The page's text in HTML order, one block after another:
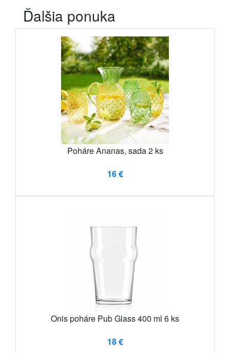
Ďalšia ponuka
Poháre Ananas, sada 2 ks
16 €
Onis poháre Pub Glass 400 ml 6 ks
18 €